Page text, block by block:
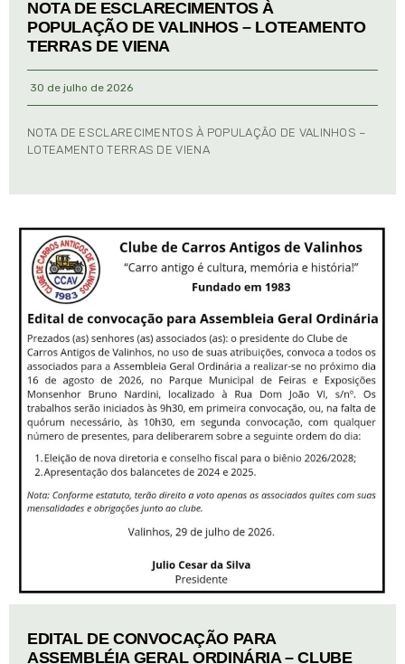
NOTA DE ESCLARECIMENTOS À
POPULAÇÃO DE VALINHOS – LOTEAMENTO
TERRAS DE VIENA
30 de julho de 2026
NOTA DE ESCLARECIMENTOS À POPULAÇÃO DE VALINHOS –
LOTEAMENTO TERRAS DE VIENA
EDITAL DE CONVOCAÇÃO PARA
ASSEMBLÉIA GERAL ORDINÁRIA – CLUBE